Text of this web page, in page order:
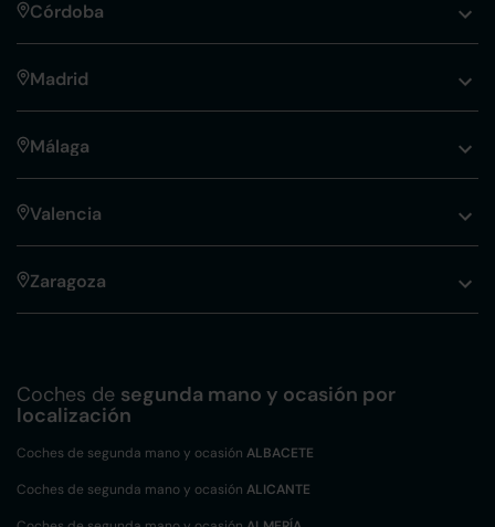
Córdoba
Madrid
Málaga
Valencia
Zaragoza
Coches de segunda mano y ocasión por
localización
Coches de segunda mano y ocasión ALBACETE
Coches de segunda mano y ocasión ALICANTE